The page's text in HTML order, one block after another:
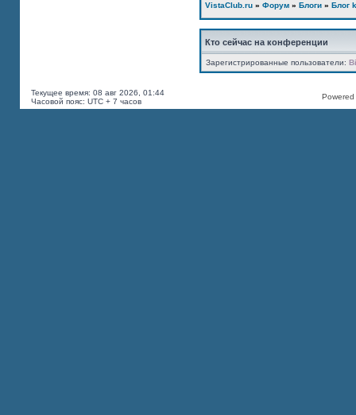
VistaClub.ru » Форум » Блоги » Блог
Кто сейчас на конференции
Зарегистрированные пользователи:
Текущее время: 08 авг 2026, 01:44
Часовой пояс: UTC + 7 часов